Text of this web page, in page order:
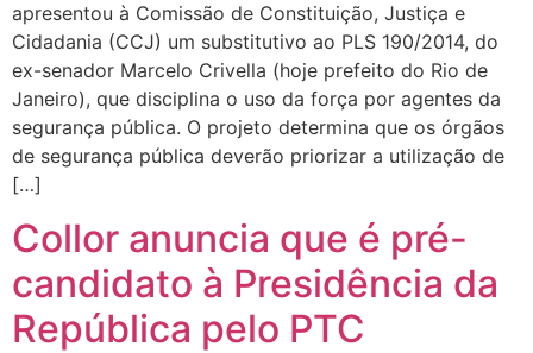
apresentou à Comissão de Constituição, Justiça e
Cidadania (CCJ) um substitutivo ao PLS 190/2014, do
ex-senador Marcelo Crivella (hoje prefeito do Rio de
Janeiro), que disciplina o uso da força por agentes da
segurança pública. O projeto determina que os órgãos
de segurança pública deverão priorizar a utilização de
[…]
Collor anuncia que é pré-
candidato à Presidência da
República pelo PTC